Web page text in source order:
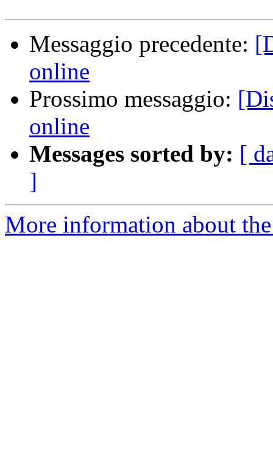
Messaggio precedente:
online
Prossimo messaggio:
online
Messages sorted by: [
]
More information about